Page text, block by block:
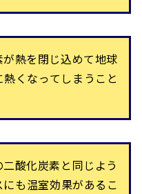
熱を閉じ込めて地球
くなってしまうこと
酸化炭素と同じよう
も温室効果があるこ